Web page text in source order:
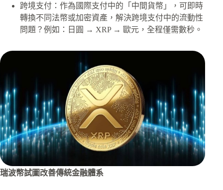
跨境支付：作為國際支付中的「中間貨幣」，可即時
轉換不同法幣或加密資產，解決跨境支付中的流動性
問題？例如：日圓 → XRP → 歐元，全程僅需數秒。
瑞波幣試圖改善傳統金融體系